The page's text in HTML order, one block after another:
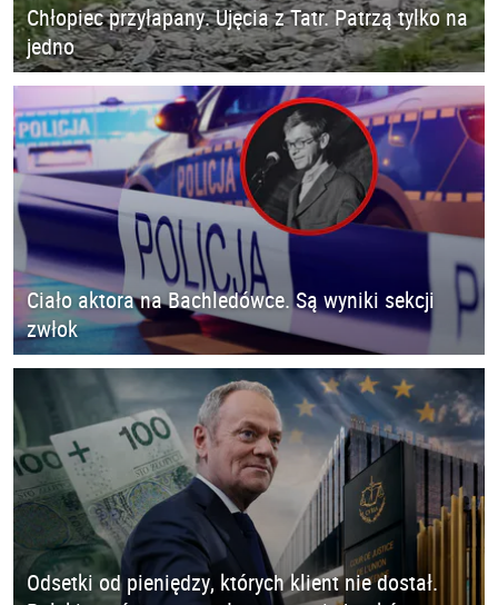
Chłopiec przyłapany. Ujęcia z Tatr. Patrzą tylko na
jedno
Ciało aktora na Bachledówce. Są wyniki sekcji
zwłok
Odsetki od pieniędzy, których klient nie dostał.